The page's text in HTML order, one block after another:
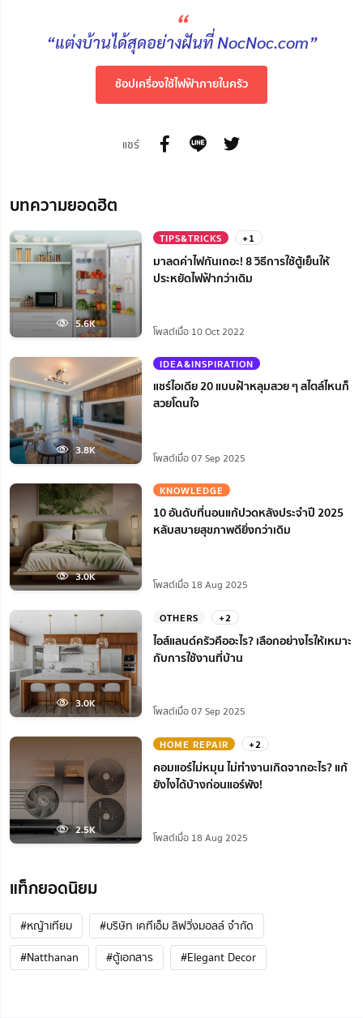
“
“แต่งบ้านได้สุดอย่างฝันที่ NocNoc.com”
ช้อปเครื่องใช้ไฟฟ้าภายในครัว
แชร์
บทความยอดฮิต
5.6K
TIPS&TRICKS +1
มาลดค่าไฟกันเถอะ! 8 วิธีการใช้ตู้เย็นให้
ประหยัดไฟฟ้ากว่าเดิม
โพสต์เมื่อ 10 Oct 2022
3.8K
IDEA&INSPIRATION
แชร์ไอเดีย 20 แบบฝ้าหลุมสวย ๆ สไตล์ไหนก็
สวยโดนใจ
โพสต์เมื่อ 07 Sep 2025
3.0K
KNOWLEDGE
10 อันดับที่นอนแก้ปวดหลังประจำปี 2025
หลับสบายสุขภาพดียิ่งกว่าเดิม
โพสต์เมื่อ 18 Aug 2025
3.0K
OTHERS +2
ไอส์แลนด์ครัวคืออะไร? เลือกอย่างไรให้เหมาะ
กับการใช้งานที่บ้าน
โพสต์เมื่อ 07 Sep 2025
2.5K
HOME REPAIR +2
คอมแอร์ไม่หมุน ไม่ทํางานเกิดจากอะไร? แก้
ยังไงได้บ้างก่อนแอร์พัง!
โพสต์เมื่อ 18 Aug 2025
แท็กยอดนิยม
#หญ้าเทียม
#บริษัท เคทีเอ็ม ลิฟวิ่งมอลล์ จำกัด
#Natthanan
#ตู้เอกสาร #Elegant Decor